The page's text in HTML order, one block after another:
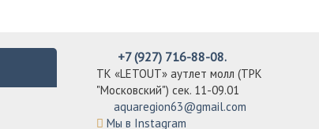
+7 (927) 716-88-08.
ТК «LETOUT» аутлет молл (ТРК
"Московский") сек. 11-09.01
aquaregion63@gmail.com
Мы в Instagram